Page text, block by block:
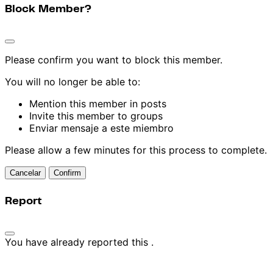
Block Member?
Please confirm you want to block this member.
You will no longer be able to:
Mention this member in posts
Invite this member to groups
Enviar mensaje a este miembro
Please allow a few minutes for this process to complete.
Confirm
Report
You have already reported this .